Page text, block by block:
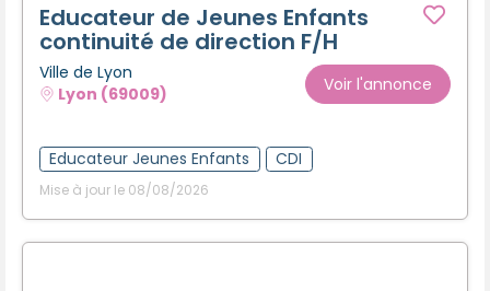
Educateur de Jeunes Enfants
continuité de direction F/H
Ville de Lyon
Lyon (69009)
Voir l'annonce
Educateur Jeunes Enfants CDI
Mise à jour le 08/08/2026